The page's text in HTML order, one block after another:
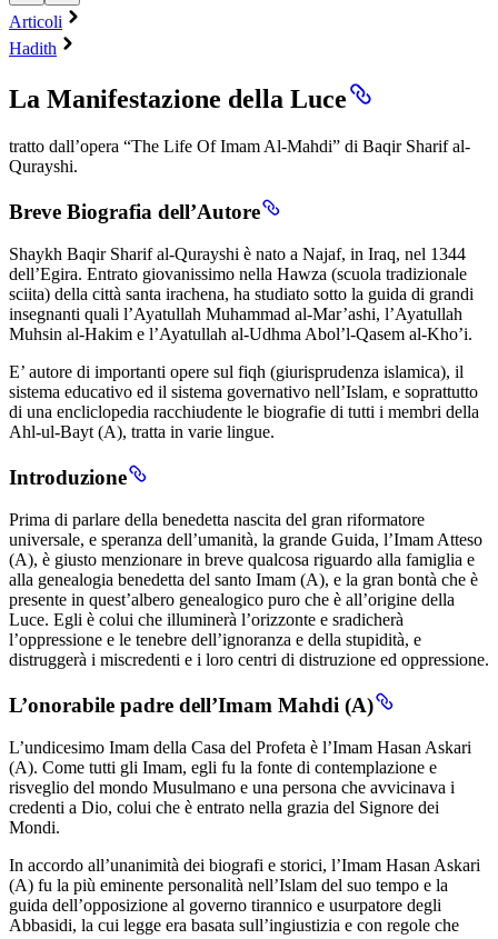
Articoli
Hadith
La Manifestazione della Luce
tratto dall’opera “The Life Of Imam Al-Mahdi” di Baqir Sharif al-
Qurayshi.
Breve Biografia dell’Autore
Shaykh Baqir Sharif al-Qurayshi è nato a Najaf, in Iraq, nel 1344
dell’Egira. Entrato giovanissimo nella Hawza (scuola tradizionale
sciita) della città santa irachena, ha studiato sotto la guida di grandi
insegnanti quali l’Ayatullah Muhammad al-Mar’ashi, l’Ayatullah
Muhsin al-Hakim e l’Ayatullah al-Udhma Abol’l-Qasem al-Kho’i.
E’ autore di importanti opere sul fiqh (giurisprudenza islamica), il
sistema educativo ed il sistema governativo nell’Islam, e soprattutto
di una encliclopedia racchiudente le biografie di tutti i membri della
Ahl-ul-Bayt (A), tratta in varie lingue.
Introduzione
Prima di parlare della benedetta nascita del gran riformatore
universale, e speranza dell’umanità, la grande Guida, l’Imam Atteso
(A), è giusto menzionare in breve qualcosa riguardo alla famiglia e
alla genealogia benedetta del santo Imam (A), e la gran bontà che è
presente in quest’albero genealogico puro che è all’origine della
Luce. Egli è colui che illuminerà l’orizzonte e sradicherà
l’oppressione e le tenebre dell’ignoranza e della stupidità, e
distruggerà i miscredenti e i loro centri di distruzione ed oppressione.
L’onorabile padre dell’Imam Mahdi (A)
L’undicesimo Imam della Casa del Profeta è l’Imam Hasan Askari
(A). Come tutti gli Imam, egli fu la fonte di contemplazione e
risveglio del mondo Musulmano e una persona che avvicinava i
credenti a Dio, colui che è entrato nella grazia del Signore dei
Mondi.
In accordo all’unanimità dei biografi e storici, l’Imam Hasan Askari
(A) fu la più eminente personalità nell’Islam del suo tempo e la
guida dell’opposizione al governo tirannico e usurpatore degli
Abbasidi, la cui legge era basata sull’ingiustizia e con regole che